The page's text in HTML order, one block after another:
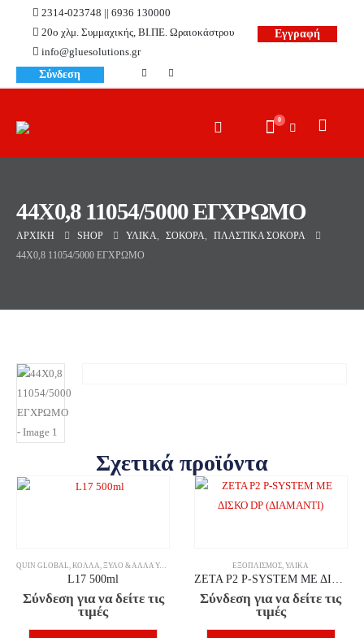
2314-023748 || 6936 130000
20ο χλμ. Συμμαχικής, ΒΙ.ΠΕ. Ωραιοκάστρου
info@gluesolutions.gr
Εγγραφή
Σύνδεση
0
44X0,8 11054/5000 ΕΓΧΡΩΜΟ
ΑΡΧΙΚΉ SHOP ΥΛΙΚΆ, ΣΌΚΟΡΑ,
ΠΛΑΣΤΙΚΆ ΣΌΚΟΡΑ
44X0,8 11054/5000 ΕΓΧΡΩΜΟ
Σχετικά προϊόντα
QUIN GLOBAL,ΚΌΛΛΑ,ΞΎΛΟ & ΆΛΛΑ ΥΛΙΚΆ
L17 500ml
Σύνδεση για να δείτε τις
τιμές
ΕΞΟΠΛΙΣΜΌΣ,ΥΛΙΚΆ
ZETA P2 P-SYSTEM ΜΕ ΔΙΣΚΟ DP (ΔΙΑΜΑΝΤΙ)
Σύνδεση για να δείτε τις
τιμές